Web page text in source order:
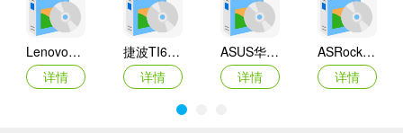
Lenovo联想 Ideapad Z465/Z565系列笔记本 声卡驱动
详情
捷波TI61AG-A主板BIOS
详情
ASUS华硕F1A55-M LX3 R2.0主板BIOS
详情
ASRock华擎IMB-A160主板BIOS
详情